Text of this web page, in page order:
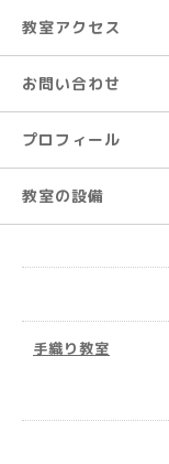
教室アクセス
お問い合わせ
プロフィール
教室の設備
手織り教室